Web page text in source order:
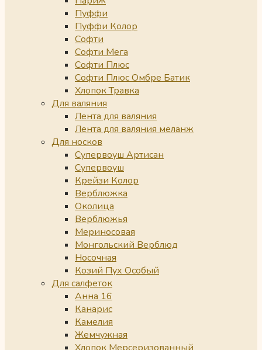
Пуффи
Пуффи Колор
Софти
Софти Мега
Софти Плюс
Софти Плюс Омбре Батик
Хлопок Травка
Для валяния
Лента для валяния
Лента для валяния меланж
Для носков
Супервоуш Артисан
Супервоуш
Крейзи Колор
Верблюжка
Околица
Верблюжья
Мериносовая
Монгольский Верблюд
Носочная
Козий Пух Особый
Для салфеток
Анна 16
Канарис
Камелия
Жемчужная